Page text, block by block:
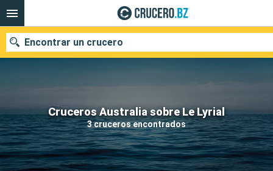
Cruceros Australia sobre Le Lyrial
3 cruceros encontrados
Encontrar un crucero
Nuestros destinos
Fecha de salida
Puertos Compañías